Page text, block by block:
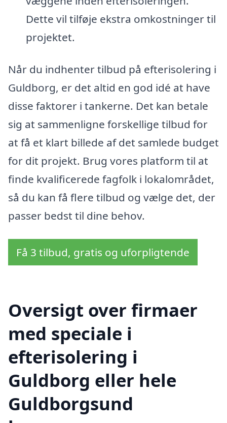
Dette vil tilføje ekstra omkostninger til
projektet.
Når du indhenter tilbud på efterisolering i
Guldborg, er det altid en god idé at have
disse faktorer i tankerne. Det kan betale
sig at sammenligne forskellige tilbud for
at få et klart billede af det samlede budget
for dit projekt. Brug vores platform til at
finde kvalificerede fagfolk i lokalområdet,
så du kan få flere tilbud og vælge det, der
passer bedst til dine behov.
Få 3 tilbud, gratis og uforpligtende
Oversigt over firmaer
med speciale i
efterisolering i
Guldborg eller hele
Guldborgsund